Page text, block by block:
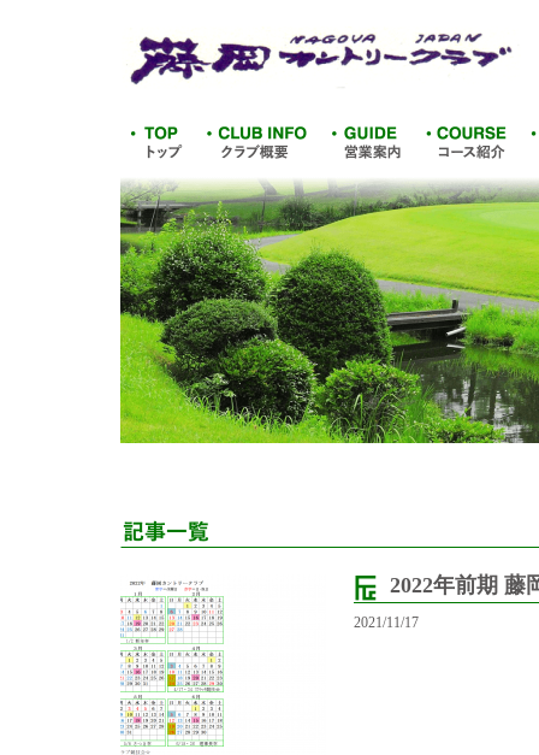
2022年前期 藤
2021/11/17